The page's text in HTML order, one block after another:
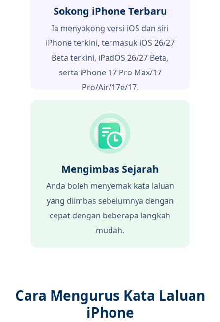
Sokong iPhone Terbaru
Ia menyokong versi iOS dan siri
iPhone terkini, termasuk iOS 26/27
Beta terkini, iPadOS 26/27 Beta,
serta iPhone 17 Pro Max/17
Pro/Air/17e/17.
Mengimbas Sejarah
Anda boleh menyemak kata laluan
yang diimbas sebelumnya dengan
cepat dengan beberapa langkah
mudah.
Cara Mengurus Kata Laluan
iPhone